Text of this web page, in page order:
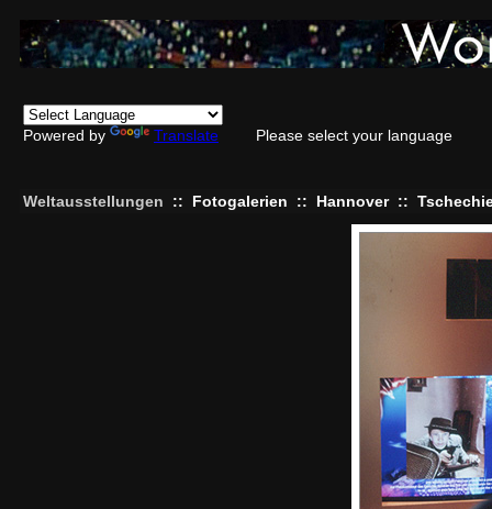
Powered by Translate Please select your language
Weltausstellungen :: Fotogalerien :: Hannover ::